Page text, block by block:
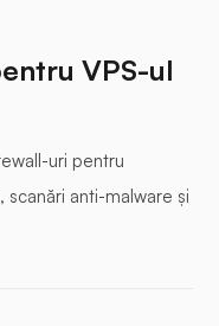
VPS-ul
uri pentru
scanări anti-malware și